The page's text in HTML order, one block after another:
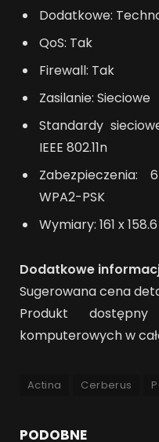
Dodatkowe:
QoS: Tak
Firewall: Tak
Zasilanie: Sieciowe
Standardy
IEEE 802.11n
Zabezpieczenia:
WPA2-PSK
Wymiary: 161 x
Dodatkowe
Sugerowana cena
Produkt
komputerowych w
Actina Cerberus
PODOBNE